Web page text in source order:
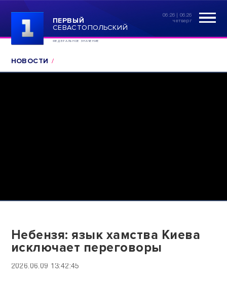
ПЕРВЫЙ
СЕВАСТОПОЛЬСКИЙ
ФЕДЕРАЛЬНОЕ ЗНАЧЕНИЕ
06:26 | 06.26
четверг
НОВОСТИ
Небензя: язык хамства Киева
исключает переговоры
2026.06.09 13:42:45